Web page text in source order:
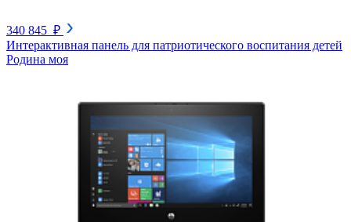
340 845 ₽
Интерактивная панель для патриотического воспитания детей
Родина моя